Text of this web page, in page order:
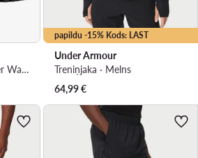
Pārgājienu apavi · Shelter Waterproof L47854200 · Melns
papildu -15% Kods: LAST
Under Armour
Treniņjaka · Melns
64,99€